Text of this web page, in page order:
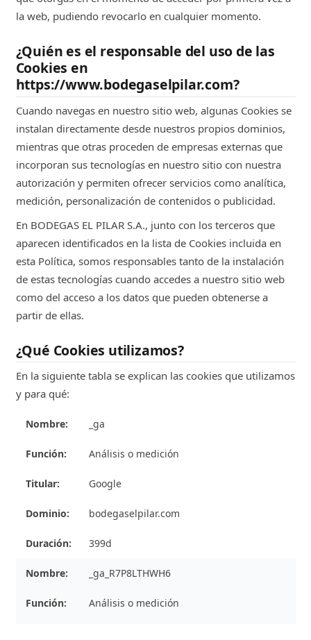
la web, pudiendo revocarlo en cualquier momento.
¿Quién es el responsable del uso de las
Cookies en
https://www.bodegaselpilar.com?
Cuando navegas en nuestro sitio web, algunas Cookies se
instalan directamente desde nuestros propios dominios,
mientras que otras proceden de empresas externas que
incorporan sus tecnologías en nuestro sitio con nuestra
autorización y permiten ofrecer servicios como analítica,
medición, personalización de contenidos o publicidad.
En BODEGAS EL PILAR S.A., junto con los terceros que
aparecen identificados en la lista de Cookies incluida en
esta Política, somos responsables tanto de la instalación
de estas tecnologías cuando accedes a nuestro sitio web
como del acceso a los datos que pueden obtenerse a
partir de ellas.
¿Qué Cookies utilizamos?
En la siguiente tabla se explican las cookies que utilizamos
y para qué:
_ga
Análisis o medición
Google
bodegaselpilar.com
399d
_ga_R7P8LTHWH6
Análisis o medición